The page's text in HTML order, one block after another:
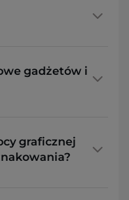
gadżetów i
graficznej